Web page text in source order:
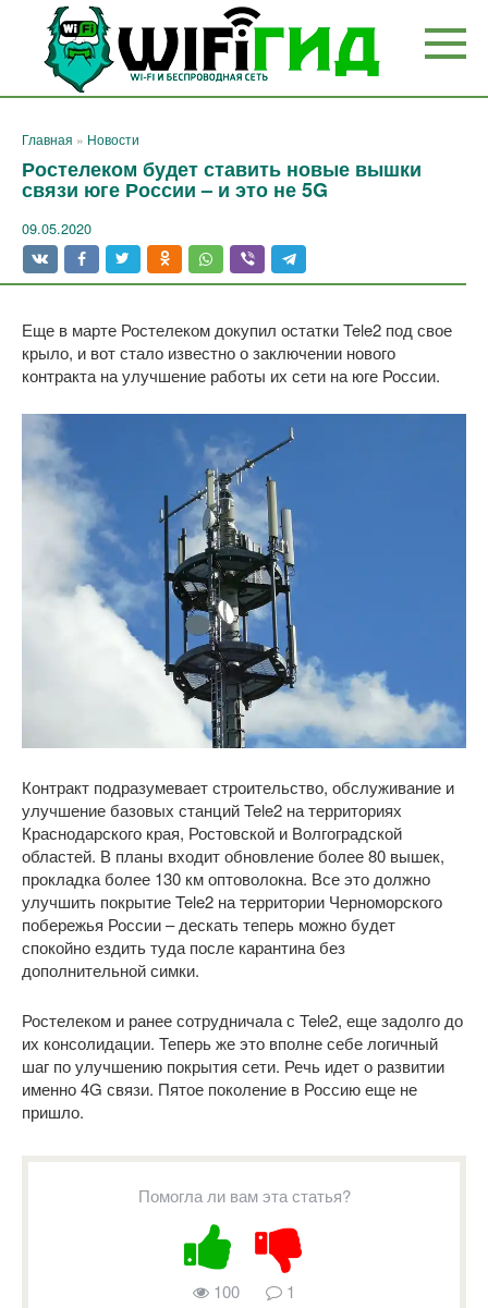
Перейти
контенту
Главная » Новости
Ростелеком будет ставить новые вышки
связи юге России – и это не 5G
09.05.2020
Еще в марте Ростелеком докупил остатки Tele2 под свое
крыло, и вот стало известно о заключении нового
контракта на улучшение работы их сети на юге России.
Контракт подразумевает строительство, обслуживание и
улучшение базовых станций Tele2 на территориях
Краснодарского края, Ростовской и Волгоградской
областей. В планы входит обновление более 80 вышек,
прокладка более 130 км оптоволокна. Все это должно
улучшить покрытие Tele2 на территории Черноморского
побережья России – дескать теперь можно будет
спокойно ездить туда после карантина без
дополнительной симки.
Ростелеком и ранее сотрудничала с Tele2, еще задолго до
их консолидации. Теперь же это вполне себе логичный
шаг по улучшению покрытия сети. Речь идет о развитии
именно 4G связи. Пятое поколение в Россию еще не
пришло.
Помогла ли вам эта статья?
100 1